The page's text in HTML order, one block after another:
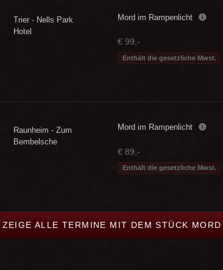
Trier - Nells Park
Hotel
Mord im Rampenlicht
€ 99,-
Enthält die gesetzliche Mwst.
Raunheim - Zum
Bembelsche
Mord im Rampenlicht
€ 89,-
Enthält die gesetzliche Mwst.
ZEIGE ALLE TERMINE MIT DEM STÜCK